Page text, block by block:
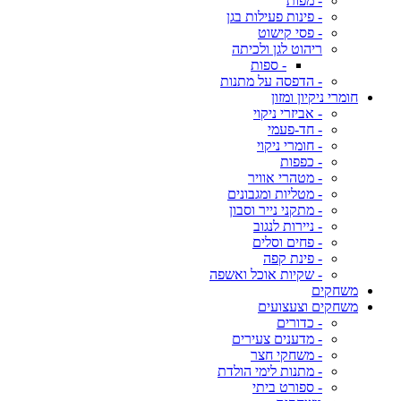
- פינות פעילות בגן
- פסי קישוט
ריהוט לגן ולכיתה
- ספות
- הדפסה על מתנות
חומרי ניקיון ומזון
- אביזרי ניקוי
- חד-פעמי
- חומרי ניקוי
- כפפות
- מטהרי אוויר
- מטליות ומגבונים
- מתקני נייר וסבון
- ניירות לנגוב
- פחים וסלים
- פינת קפה
- שקיות אוכל ואשפה
משחקים
משחקים וצעצועים
- כדורים
- מדענים צעירים
- משחקי חצר
- מתנות לימי הולדת
- ספורט ביתי